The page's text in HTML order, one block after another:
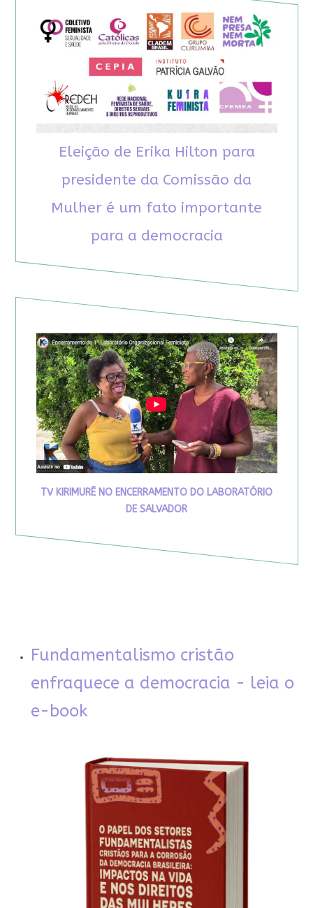
Eleição de Erika Hilton para
presidente da Comissão da
Mulher é um fato importante
para a democracia
TV KIRIMURÊ NO ENCERRAMENTO DO LABORATÓRIO
DE SALVADOR
Fundamentalismo cristão
enfraquece a democracia - leia o
e-book